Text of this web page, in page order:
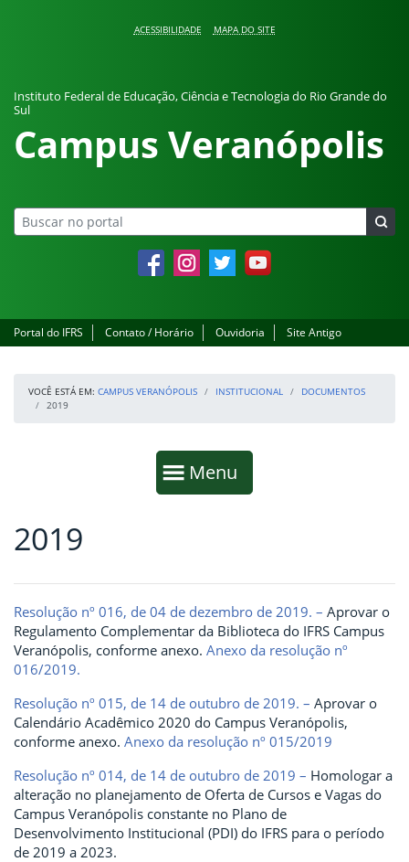
ACESSIBILIDADE MAPA DO SITE
Instituto Federal de Educação, Ciência e Tecnologia do Rio Grande do
Sul
Campus Veranópolis
FacebookInstagramTwitter YouTube
Portal do IFRS Contato / Horário Ouvidoria Site Antigo
VOCÊ ESTÁ EM: CAMPUS VERANÓPOLIS INSTITUCIONAL
DOCUMENTOS
2019
Mostrar
Menu
Fim da navegação
Início do conteúdo
2019
Resolução nº 016, de 04 de dezembro de 2019. – Aprovar o
Regulamento Complementar da Biblioteca do IFRS Campus
Veranópolis, conforme anexo. Anexo da resolução nº
016/2019.
Resolução nº 015, de 14 de outubro de 2019. – Aprovar o
Calendário Acadêmico 2020 do Campus Veranópolis,
conforme anexo. Anexo da resolução nº 015/2019
Resolução nº 014, de 14 de outubro de 2019 – Homologar a
alteração no planejamento de Oferta de Cursos e Vagas do
Campus Veranópolis constante no Plano de
Desenvolvimento Institucional (PDI) do IFRS para o período
de 2019 a 2023.